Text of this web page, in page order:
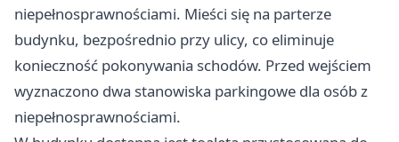
niepełnosprawnościami. Mieści się na parterze
budynku, bezpośrednio przy ulicy, co eliminuje
konieczność pokonywania schodów. Przed wejściem
wyznaczono dwa stanowiska parkingowe dla osób z
niepełnosprawnościami.